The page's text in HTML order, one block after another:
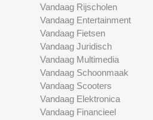
Vandaag Rijscholen
Vandaag Entertainment
Vandaag Fietsen
Vandaag Juridisch
Vandaag Multimedia
Vandaag Schoonmaak
Vandaag Scooters
Vandaag Elektronica
Vandaag Financieel